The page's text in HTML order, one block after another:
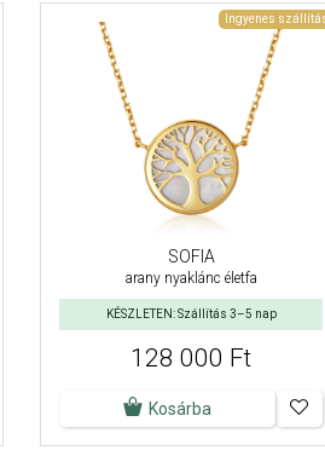
Ingyenes
SOFIA
arany nyaklánc életfa
KÉSZLETEN: Szállítás 3–5 nap
128 000 Ft
Kosárba